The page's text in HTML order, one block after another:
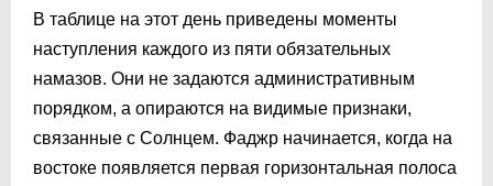
В таблице на этот день приведены моменты
наступления каждого из пяти обязательных
намазов. Они не задаются административным
порядком, а опираются на видимые признаки,
связанные с Солнцем. Фаджр начинается, когда на
востоке появляется первая горизонтальная полоса